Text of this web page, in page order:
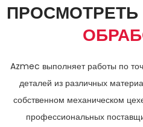
Azmec выполняет работы по
деталей из различных
собственном механическом
профессиональных